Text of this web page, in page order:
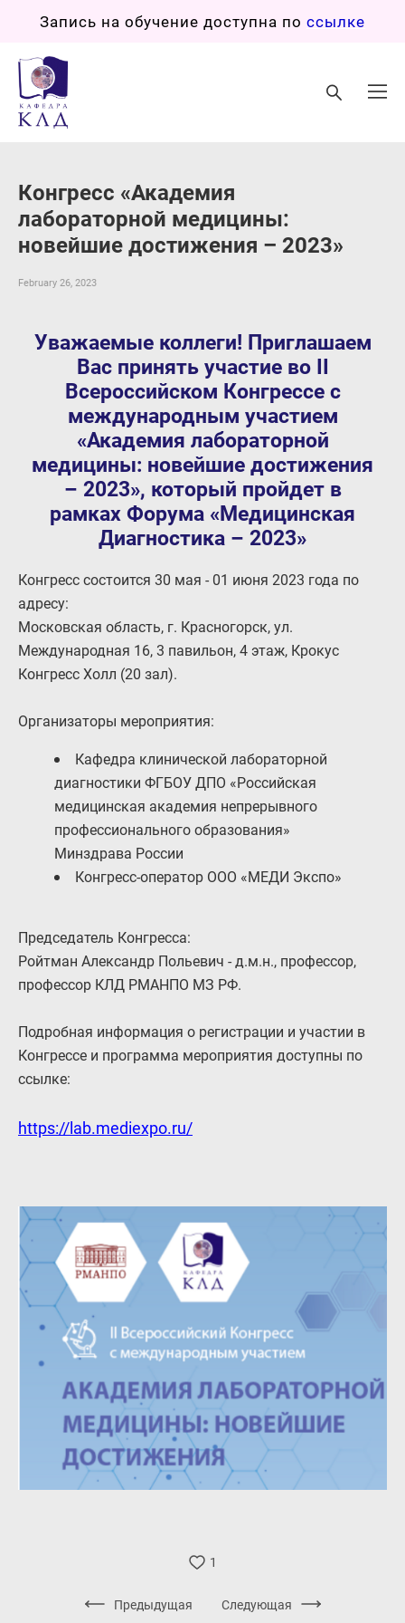
Запись на обучение доступна по ссылке
Конгресс «Академия
лабораторной медицины:
новейшие достижения – 2023»
February 26, 2023
Уважаемые коллеги! Приглашаем
Вас принять участие во II
Всероссийском Конгрессе с
международным участием
«Академия лабораторной
медицины: новейшие достижения
– 2023», который пройдет в
рамках Форума «Медицинская
Диагностика – 2023»
Конгресс состоится 30 мая - 01 июня 2023 года по
адресу:
Московская область, г. Красногорск, ул.
Международная 16, 3 павильон, 4 этаж, Крокус
Конгресс Холл (20 зал).
Организаторы мероприятия:
Кафедра клинической лабораторной
диагностики ФГБОУ ДПО «Российская
медицинская академия непрерывного
профессионального образования»
Минздрава России
Конгресс-оператор ООО «МЕДИ Экспо»
Председатель Конгресса:
Ройтман Александр Польевич - д.м.н., профессор,
профессор КЛД РМАНПО МЗ РФ.
Подробная информация о регистрации и участии в
Конгрессе и программа мероприятия доступны по
ссылке:
https://lab.mediexpo.ru/
1
Предыдущая Следующая